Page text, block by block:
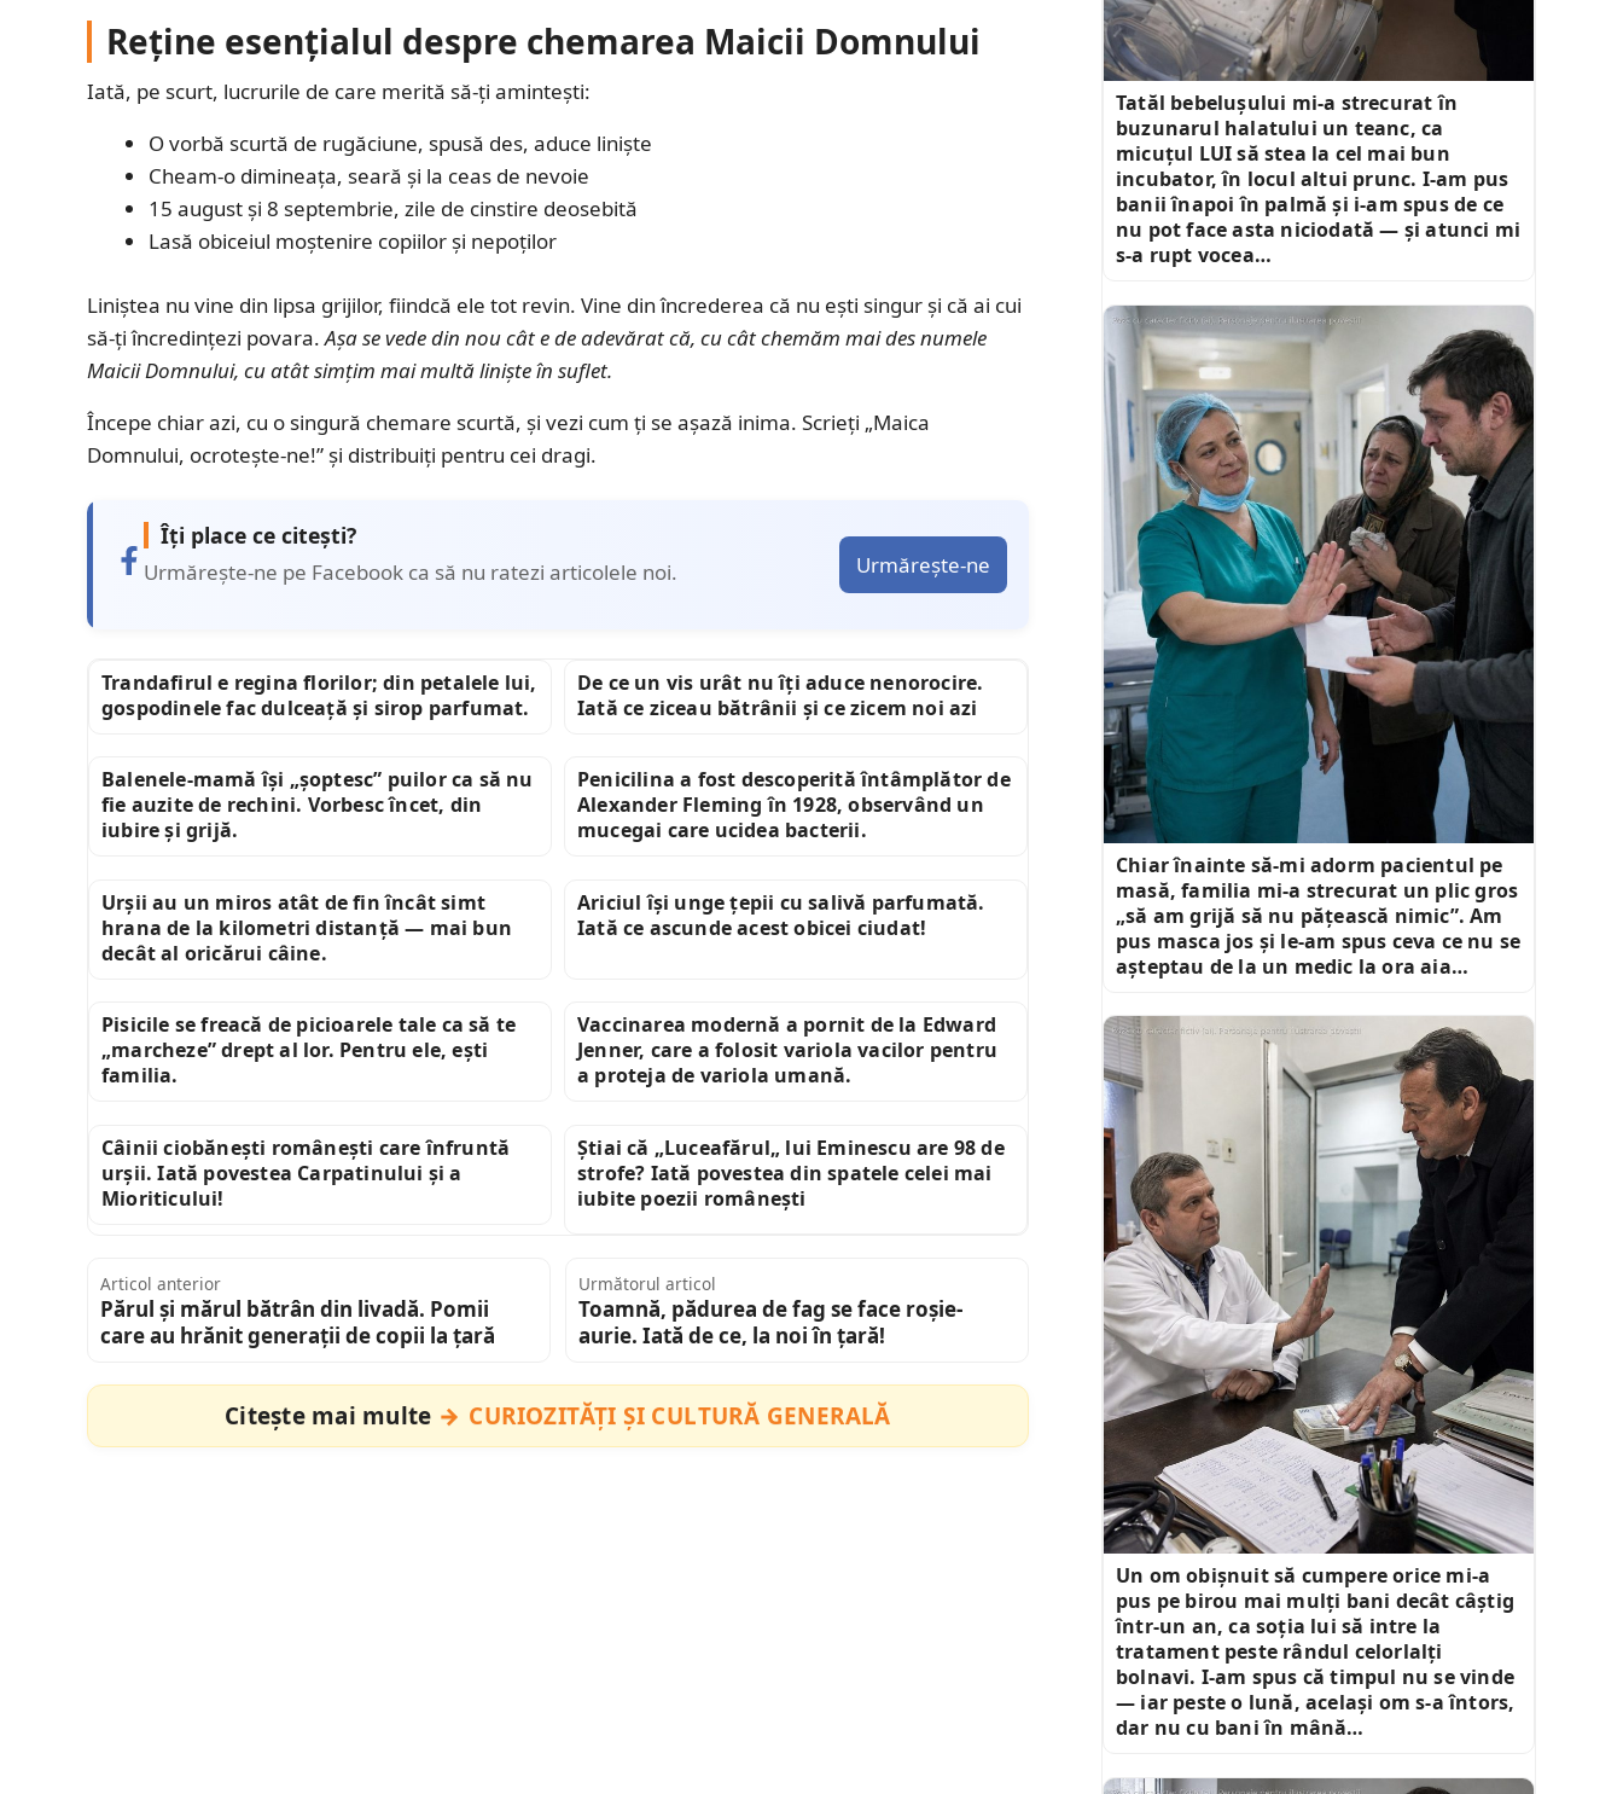
Reține esențialul despre chemarea Maicii Domnului
Iată, pe scurt, lucrurile de care merită să-ți amintești:
O vorbă scurtă de rugăciune, spusă des, aduce liniște
Cheam-o dimineața, seară și la ceas de nevoie
15 august și 8 septembrie, zile de cinstire deosebită
Lasă obiceiul moștenire copiilor și nepoților
Liniștea nu vine din lipsa grijilor, fiindcă ele tot revin. Vine din încrederea că nu ești singur și că ai cui
să-ți încredințezi povara.Așa se vede din nou cât e de adevărat că, cu cât chemăm mai des numele
Maicii Domnului, cu atât simțim mai multă liniște în suflet.
Începe chiar azi, cu o singură chemare scurtă, și vezi cum ți se așază inima. Scrieți „Maica
Domnului, ocrotește-ne!” și distribuiți pentru cei dragi.
Îți place ce citești?
Urmărește-ne pe Facebook ca să nu ratezi articolele noi. Urmărește-ne
Trandafirul e regina florilor; din petalele lui,
gospodinele fac dulceață și sirop parfumat.
De ce un vis urât nu îți aduce nenorocire.
Iată ce ziceau bătrânii și ce zicem noi azi
Balenele-mamă își „șoptesc” puilor ca să nu
fie auzite de rechini. Vorbesc încet, din
iubire și grijă.
Penicilina a fost descoperită întâmplător de
Alexander Fleming în 1928, observând un
mucegai care ucidea bacterii.
Urșii au un miros atât de fin încât simt
hrana de la kilometri distanță — mai bun
decât al oricărui câine.
Ariciul își unge țepii cu salivă parfumată.
Iată ce ascunde acest obicei ciudat!
Pisicile se freacă de picioarele tale ca să te
„marcheze” drept al lor. Pentru ele, ești
familia.
Vaccinarea modernă a pornit de la Edward
Jenner, care a folosit variola vacilor pentru
a proteja de variola umană.
Câinii ciobănești românești care înfruntă
urșii. Iată povestea Carpatinului și a
Mioriticului!
Știai că „Luceafărul„ lui Eminescu are 98 de
strofe? Iată povestea din spatele celei mai
iubite poezii românești
Articol anterior
Părul și mărul bătrân din livadă. Pomii
care au hrănit generații de copii la țară
Următorul articol
Toamnă, pădurea de fag se face roșie-
aurie. Iată de ce, la noi în țară!
Citește mai multe CURIOZITĂȚI ȘI CULTURĂ GENERALĂ
Tatăl bebelușului mi-a strecurat în
buzunarul halatului un teanc, ca
micuțul LUI să stea la cel mai bun
incubator, în locul altui prunc. I-am pus
banii înapoi în palmă și i-am spus de ce
nu pot face asta niciodată — și atunci mi
s-a rupt vocea…
Chiar înainte să-mi adorm pacientul pe
masă, familia mi-a strecurat un plic gros
„să am grijă să nu pățească nimic”. Am
pus masca jos și le-am spus ceva ce nu se
așteptau de la un medic la ora aia…
Un om obișnuit să cumpere orice mi-a
pus pe birou mai mulți bani decât câștig
într-un an, ca soția lui să intre la
tratament peste rândul celorlalți
bolnavi. I-am spus că timpul nu se vinde
— iar peste o lună, același om s-a întors,
dar nu cu bani în mână…